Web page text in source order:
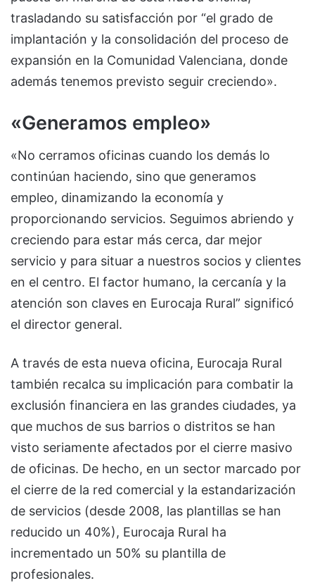
trasladando su satisfacción por “el grado de
implantación y la consolidación del proceso de
expansión en la Comunidad Valenciana, donde
además tenemos previsto seguir creciendo».
«Generamos empleo»
«No cerramos oficinas cuando los demás lo
continúan haciendo, sino que generamos
empleo, dinamizando la economía y
proporcionando servicios. Seguimos abriendo y
creciendo para estar más cerca, dar mejor
servicio y para situar a nuestros socios y clientes
en el centro. El factor humano, la cercanía y la
atención son claves en Eurocaja Rural” significó
el director general.
A través de esta nueva oficina, Eurocaja Rural
también recalca su implicación para combatir la
exclusión financiera en las grandes ciudades, ya
que muchos de sus barrios o distritos se han
visto seriamente afectados por el cierre masivo
de oficinas. De hecho, en un sector marcado por
el cierre de la red comercial y la estandarización
de servicios (desde 2008, las plantillas se han
reducido un 40%), Eurocaja Rural ha
incrementado un 50% su plantilla de
profesionales.